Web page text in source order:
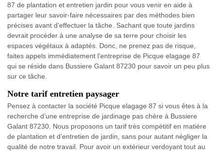
87 de plantation et entretien jardin pour vous venir en aide à
partager leur savoir-faire nécessaires par des méthodes bien
précises avant d'effectuer la tâche. Sachant que toute jardins
devrait procéder à une analyse de sa terre pour choisir les
espaces végétaux à adaptés. Donc, ne prenez pas de risque,
faites appels immédiatement l'entreprise de Picque elagage 87
qui se réside dans Bussiere Galant 87230 pour savoir un peu plus
sur ce tâche.
Notre tarif entretien paysager
Pensez à contacter la société Picque elagage 87 si vous êtes à la
recherche d’une entreprise de jardinage pas chère à Bussiere
Galant 87230. Nous proposons un tarif très compétitif en matière
de plantation et d’entretien de jardin, sans pour autant négliger la
qualité de notre travail. Pour avoir un extérieur verdoyant tout au